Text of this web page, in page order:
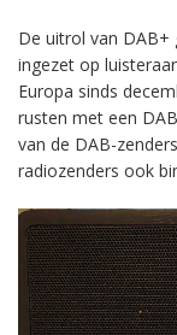
De uitrol van DAB+
ingezet op
Europa sinds
rusten met een
van de DAB-
radiozenders ook